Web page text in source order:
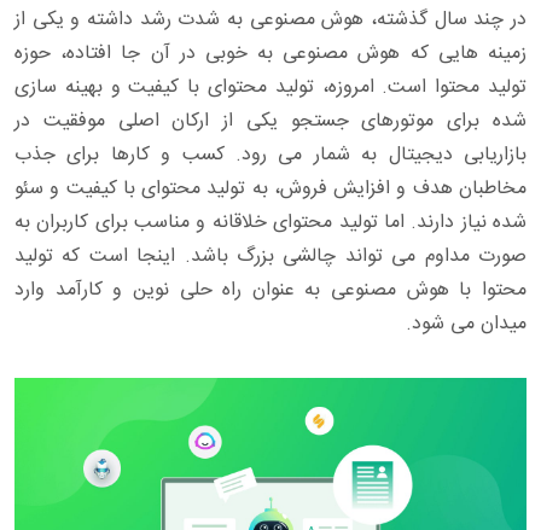
در چند سال گذشته، هوش مصنوعی به شدت رشد داشته و یکی از
زمینه هایی که هوش مصنوعی به خوبی در آن جا افتاده، حوزه
تولید محتوا است. امروزه، تولید محتوای با کیفیت و بهینه سازی
شده برای موتورهای جستجو یکی از ارکان اصلی موفقیت در
بازاریابی دیجیتال به شمار می رود. کسب و کارها برای جذب
مخاطبان هدف و افزایش فروش، به تولید محتوای با کیفیت و سئو
شده نیاز دارند. اما تولید محتوای خلاقانه و مناسب برای کاربران به
صورت مداوم می تواند چالشی بزرگ باشد. اینجا است که تولید
محتوا با هوش مصنوعی به عنوان راه حلی نوین و کارآمد وارد
میدان می شود.